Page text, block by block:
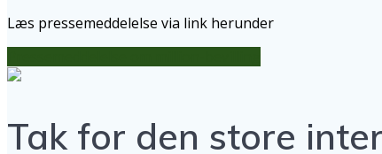
Læs pressemeddelelse via link herunder
Tak for den store